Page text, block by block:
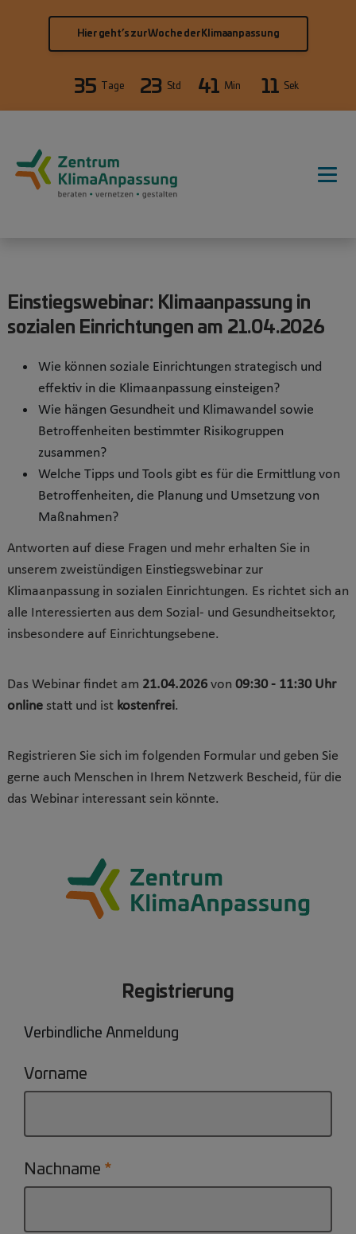
Hier geht’s zur Woche der Klimaanpassung
35 Tage 23 Std 41 Min 11 Sek
Einstiegswebinar: Klimaanpassung in
sozialen Einrichtungen am 21.04.2026
Wie können soziale Einrichtungen strategisch und
effektiv in die Klimaanpassung einsteigen?
Wie hängen Gesundheit und Klimawandel sowie
Betroffenheiten bestimmter Risikogruppen
zusammen?
Welche Tipps und Tools gibt es für die Ermittlung von
Betroffenheiten, die Planung und Umsetzung von
Maßnahmen?
Antworten auf diese Fragen und mehr erhalten Sie in
unserem zweistündigen Einstiegswebinar zur
Klimaanpassung in sozialen Einrichtungen. Es richtet sich an
alle Interessierten aus dem Sozial- und Gesundheitsektor,
insbesondere auf Einrichtungsebene.
Das Webinar findet am 21.04.2026 von 09:30 - 11:30 Uhr
online statt und ist kostenfrei.
Registrieren Sie sich im folgenden Formular und geben Sie
gerne auch Menschen in Ihrem Netzwerk Bescheid, für die
das Webinar interessant sein könnte.
Registrierung
Verbindliche Anmeldung
Vorname
Nachname